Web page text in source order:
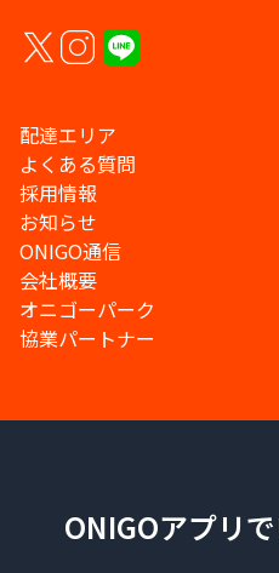
配達エリア
よくある質問
採用情報
お知らせ
ONIGO通信
会社概要
オニゴーパーク
協業パートナー
ONIGOアプリ